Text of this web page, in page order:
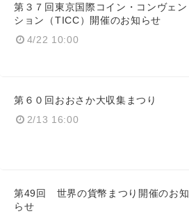
第３７回東京国際コイン・コンヴェン
ション（TICC）開催のお知らせ
4/22 10:00
第６０回おおさか大収集まつり
2/13 16:00
第49回 世界の貨幣まつり開催のお知
らせ